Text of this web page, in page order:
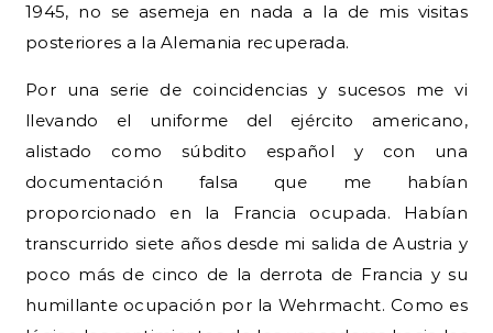
1945, no se asemeja en nada a la de mis visitas
posteriores a la Alemania recuperada.
Por una serie de coincidencias y sucesos me vi
llevando el uniforme del ejército americano,
alistado como súbdito español y con una
documentación falsa que me habían
proporcionado en la Francia ocupada. Habían
transcurrido siete años desde mi salida de Austria y
poco más de cinco de la derrota de Francia y su
humillante ocupación por la Wehrmacht. Como es